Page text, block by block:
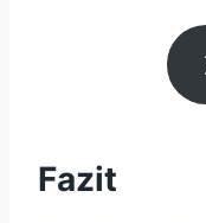
Fazit